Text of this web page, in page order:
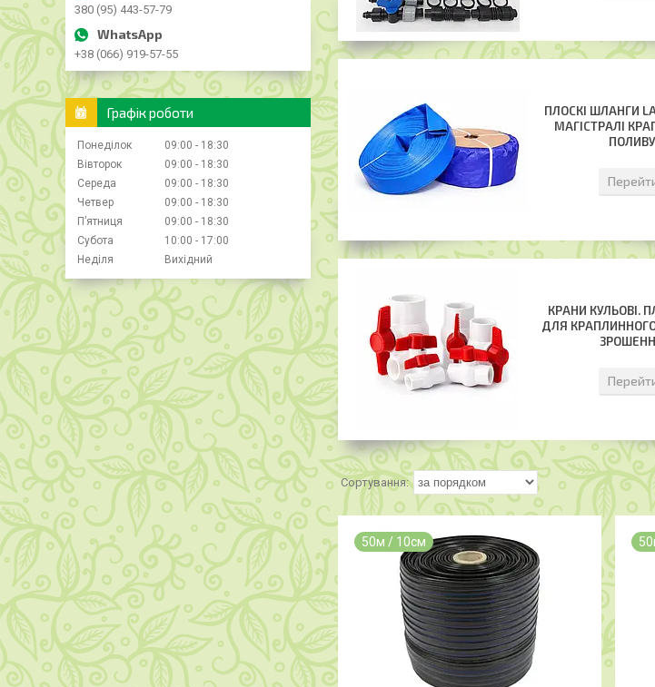
ПЛОСКІ ШЛАНГИ
МАГІСТРАЛІ
КРАНИ КУЛЬОВІ.
ДЛЯ
50м / 10см
380 (95) 443-57-79
+38 (066) 919-57-55
Графік роботи
Понеділок 09:00
18:30
Вівторок
09:00
18:30
Середа
09:00
18:30
Четвер
09:00
18:30
Пʼятниця
09:00
18:30
Субота
10:00
17:00
Неділя
Вихідний